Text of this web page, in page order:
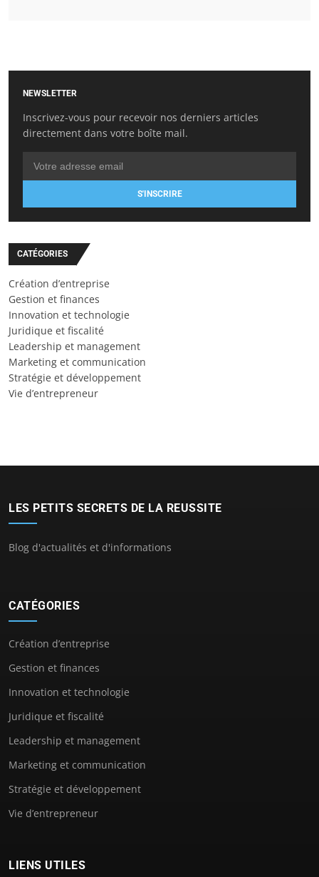
NEWSLETTER
Inscrivez-vous pour recevoir nos derniers articles
directement dans votre boîte mail.
S'INSCRIRE
CATÉGORIES
Création d’entreprise
Gestion et finances
Innovation et technologie
Juridique et fiscalité
Leadership et management
Marketing et communication
Stratégie et développement
Vie d’entrepreneur
LES PETITS SECRETS DE LA REUSSITE
Blog d'actualités et d'informations
CATÉGORIES
Création d’entreprise
Gestion et finances
Innovation et technologie
Juridique et fiscalité
Leadership et management
Marketing et communication
Stratégie et développement
Vie d’entrepreneur
LIENS UTILES